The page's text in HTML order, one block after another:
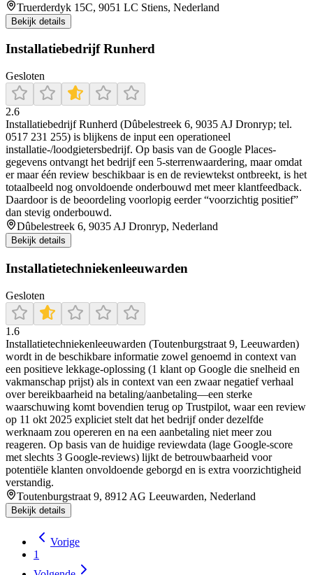
Truerderdyk 15C, 9051 LC Stiens, Nederland
Bekijk details
Installatiebedrijf Runherd
Gesloten
2.6
Installatiebedrijf Runherd (Dûbelestreek 6, 9035 AJ Dronryp; tel.
0517 231 255) is blijkens de input een operationeel
installatie-/loodgietersbedrijf. Op basis van de Google Places-
gegevens ontvangt het bedrijf een 5-sterrenwaardering, maar omdat
er maar één review beschikbaar is en de reviewtekst ontbreekt, is het
totaalbeeld nog onvoldoende onderbouwd met meer klantfeedback.
Daardoor is de beoordeling voorlopig eerder “voorzichtig positief”
dan stevig onderbouwd.
Dûbelestreek 6, 9035 AJ Dronryp, Nederland
Bekijk details
Installatietechniekenleeuwarden
Gesloten
1.6
Installatietechniekenleeuwarden (Toutenburgstraat 9, Leeuwarden)
wordt in de beschikbare informatie zowel genoemd in context van
een positieve lekkage-oplossing (1 klant op Google die snelheid en
vakmanschap prijst) als in context van een zwaar negatief verhaal
over bereikbaarheid na betaling/aanbetaling—een sterke
waarschuwing komt bovendien terug op Trustpilot, waar een review
op 11 okt 2025 expliciet stelt dat het bedrijf onder dezelfde
werknaam zou opereren en na een aanbetaling niet meer zou
reageren. Op basis van de huidige reviewdata (lage Google-score
met slechts 3 Google-reviews) lijkt de betrouwbaarheid voor
potentiële klanten onvoldoende geborgd en is extra voorzichtigheid
verstandig.
Toutenburgstraat 9, 8912 AG Leeuwarden, Nederland
Bekijk details
Vorige
1